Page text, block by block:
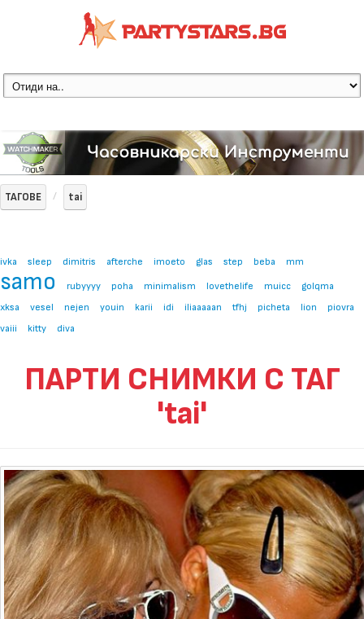
ТАГОВЕ tai
ivka sleep dimitris afterche imoeto glas step beba mm
samo rubyyyy poha minimalism lovethelife muicc
golqma
xksa
vesel nejen youin karii idi iliaaaaan tfhj picheta lion
piovra
vaiii
kitty diva
ПАРТИ СНИМКИ С ТАГ
'tai'